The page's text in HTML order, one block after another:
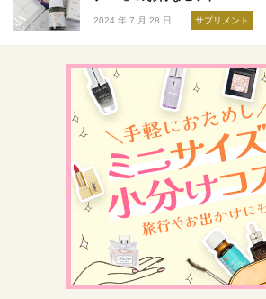
2024 年 7 月 28 日 サプリメント